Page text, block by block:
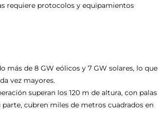
requiere protocolos y equipamientos
más de 8 GW eólicos y 7 GW solares, lo que
vez mayores.
superan los 120 m de altura, con palas
cubren miles de metros cuadrados en